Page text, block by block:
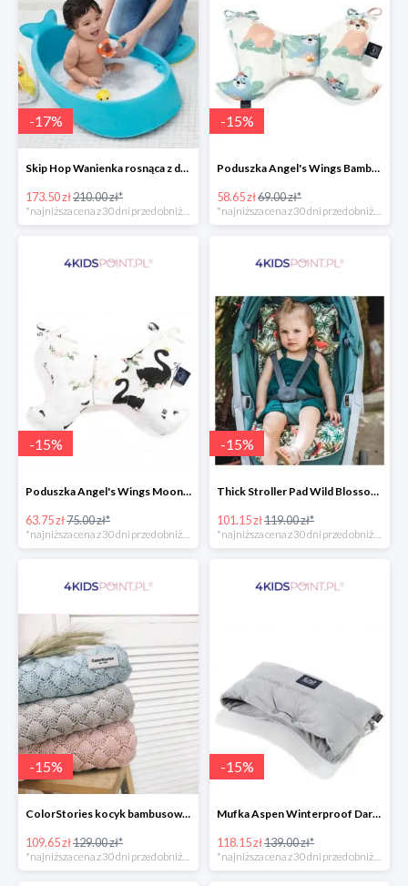
-17%
Skip Hop Wanienka rosnąca z dzieckiem Wielorybek
173.50 zł210.00 zł*
*najniższa cena z 30 dni przed obniżką
-15%
Poduszka Angel's Wings Bamboo Yoga candy sloths La Millou -15%
58.65 zł69.00 zł*
*najniższa cena z 30 dni przed obniżką
-15%
Poduszka Angel's Wings Moonlight Swan Powder Pink La Millou -15%
63.75 zł75.00 zł*
-15%
Thick Stroller Pad Wild Blossom Powder Pink Velvet Collection La Millou -15%
101.15 zł119.00 zł*
-15%
ColorStories kocyk bambusowy soft bamboo jasny szary -15%
109.65 zł129.00 zł*
*najniższa cena z 30 dni przed obniżką
-15%
Mufka Aspen Winterproof Dark Grey La Millou -15%
118.15 zł139.00 zł*
*najniższa cena z 30 dni przed obniżką